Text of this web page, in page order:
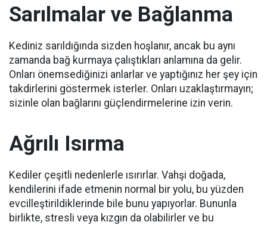
Sarılmalar ve Bağlanma
Kediniz sarıldığında sizden hoşlanır, ancak bu aynı
zamanda bağ kurmaya çalıştıkları anlamına da gelir.
Onları önemsediğinizi anlarlar ve yaptığınız her şey için
takdirlerini göstermek isterler. Onları uzaklaştırmayın;
sizinle olan bağlarını güçlendirmelerine izin verin.
Ağrılı Isırma
Kediler çeşitli nedenlerle ısırırlar. Vahşi doğada,
kendilerini ifade etmenin normal bir yolu, bu yüzden
evcilleştirildiklerinde bile bunu yapıyorlar. Bununla
birlikte, stresli veya kızgın da olabilirler ve bu